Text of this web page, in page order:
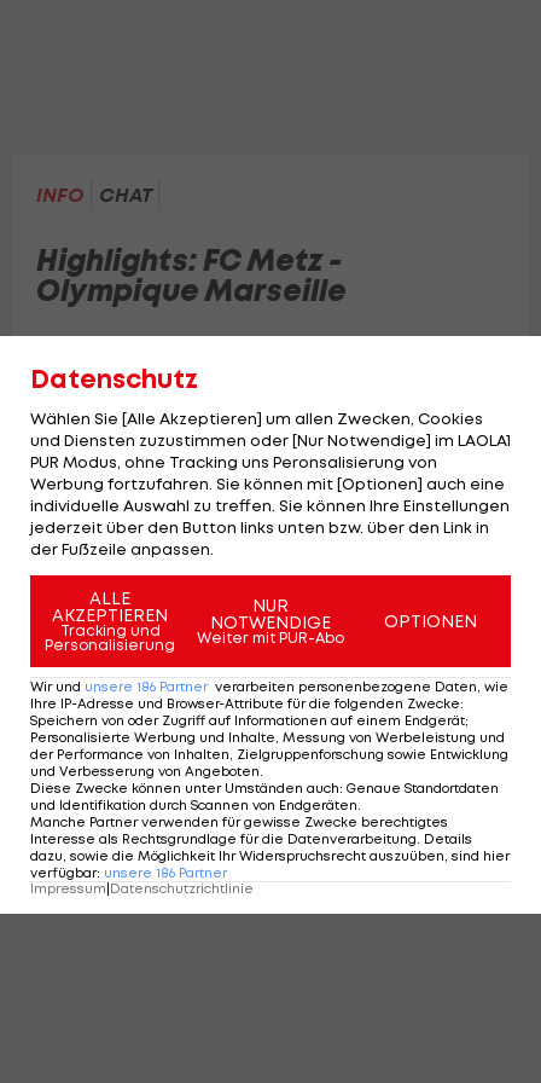
INFO CHAT
Highlights: FC Metz -
Olympique Marseille
Datenschutz
Wählen Sie [Alle Akzeptieren] um allen Zwecken, Cookies
und Diensten zuzustimmen oder [Nur Notwendige] im LAOLA1
PUR Modus, ohne Tracking uns Peronsalisierung von
Werbung fortzufahren. Sie können mit [Optionen] auch eine
individuelle Auswahl zu treffen. Sie können Ihre Einstellungen
jederzeit über den Button links unten bzw. über den Link in
der Fußzeile anpassen.
ALLE
AKZEPTIEREN
Tracking und
Personalisierung
NUR
NOTWENDIGE
Weiter mit PUR-Abo
OPTIONEN
Wir und unsere 186 Partner verarbeiten personenbezogene Daten, wie
Ihre IP-Adresse und Browser-Attribute für die folgenden Zwecke:
Speichern von oder Zugriff auf Informationen auf einem Endgerät;
Personalisierte Werbung und Inhalte, Messung von Werbeleistung und
der Performance von Inhalten, Zielgruppenforschung sowie Entwicklung
und Verbesserung von Angeboten.
Diese Zwecke können unter Umständen auch: Genaue Standortdaten
und Identifikation durch Scannen von Endgeräten.
Manche Partner verwenden für gewisse Zwecke berechtigtes
Interesse als Rechtsgrundlage für die Datenverarbeitung. Details
dazu, sowie die Möglichkeit Ihr Widerspruchsrecht auszuüben, sind hier
verfügbar: unsere 186 Partner
Impressum Datenschutzrichtlinie